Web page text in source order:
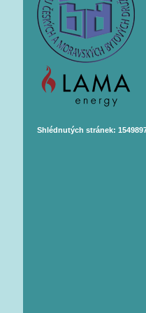
Shlédnutých stránek: